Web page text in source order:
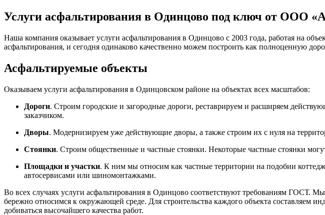
Услуги асфальтирования в Одинцово под ключ от ООО
Наша компания оказывает услуги асфальтирования в Одинцово с 2003 года, работая на
асфальтирования, и сегодня одинаково качественно можем построить как полноценную
Асфальтируемые объекты
Оказываем услуги асфальтирования в Одинцовском районе на объектах всех масштабов:
Дороги. Строим городские и загородные дороги, реставрируем и расширяем
заказчиком.
Дворы. Модернизируем уже действующие дворы, а также строим их с нуля на
Стоянки. Строим общественные и частные стоянки. Некоторые частные стоянки
Площадки и участки. К ним мы относим как частные территории на подобии
автосервисами или шиномонтажками.
Во всех случаях услуги асфальтирования в Одинцово соответствуют требованиям ГОСТ.
бережно относимся к окружающей среде. Для строительства каждого объекта составляем
добиваться высочайшего качества работ.